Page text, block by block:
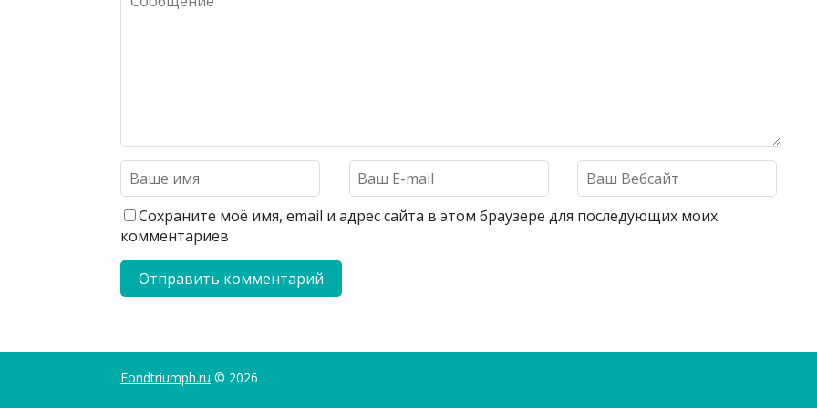
Сохраните моё имя, email и адрес сайта в этом браузере для последующих моих
комментариев
Fondtriumph.ru © 2026